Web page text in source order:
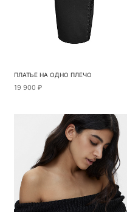
ПЛАТЬЕ НА ОДНО ПЛЕЧО
19 900 ₽